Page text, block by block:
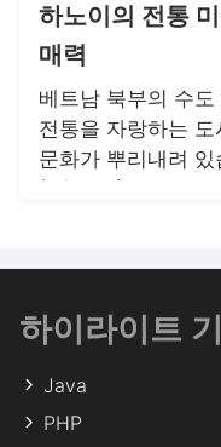
하노이의 전통
매력
베트남 북부의 수
전통을 자랑하는
문화가 뿌리내려
한 소스에 함께 곁
은 맛의 조화가 인
하이라이트
Java
PHP